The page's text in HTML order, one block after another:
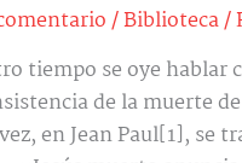
/Biblioteca/
tiempo se oye hablar
de la muerte
en Jean Paul[1], se